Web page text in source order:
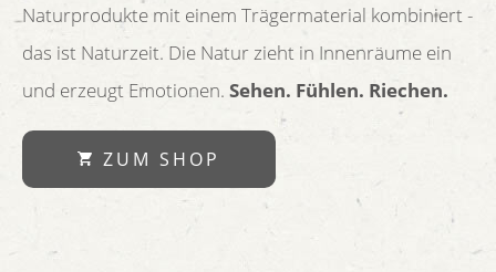
Naturprodukte mit einem Trägermaterial kombiniert -
das ist Naturzeit. Die Natur zieht in Innenräume ein
und erzeugt Emotionen. Sehen. Fühlen. Riechen.
ZUM SHOP